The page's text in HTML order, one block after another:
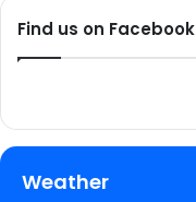
Find us on Facebook
Weather